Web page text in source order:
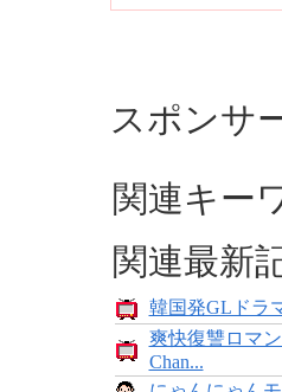
スポンサ
関連キー
関連最新
韓国発GLドラ
爽快復讐ロマ
Chan...